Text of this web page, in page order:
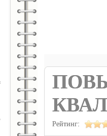
Рейтинг: